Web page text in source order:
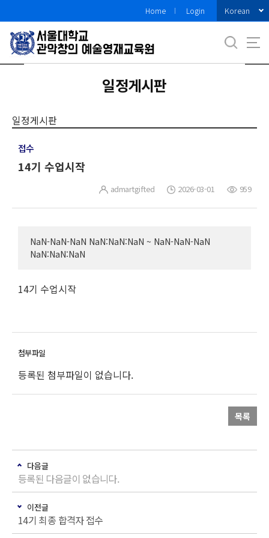
로
메
Home Login Korean
일정게시판
일정게시판
접수
14기 수업시작
admartgifted 2026-03-01 959
NaN-NaN-NaN NaN:NaN:NaN ~ NaN-NaN-NaN
NaN:NaN:NaN
14기 수업시작
등록된 첨부파일이 없습니다.
목록
다음글
등록된 다음글이 없습니다.
이전글
14기 최종 합격자 접수